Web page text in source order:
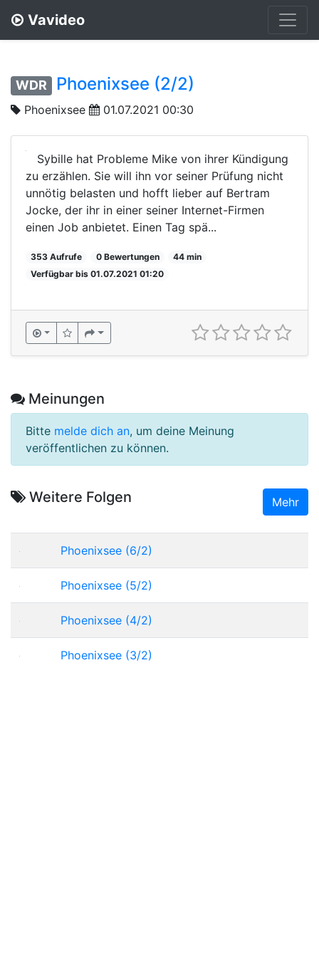
Vavideo
WDR Phoenixsee (2/2)
Phoenixsee 01.07.2021 00:30
Sybille hat Probleme Mike von ihrer Kündigung
zu erzählen. Sie will ihn vor seiner Prüfung nicht
unnötig belasten und hofft lieber auf Bertram
Jocke, der ihr in einer seiner Internet-Firmen
einen Job anbietet. Einen Tag spä...
353 Aufrufe 0 Bewertungen
44 min
Verfügbar bis 01.07.2021 01:20
Meinungen
Bitte melde dich an, um deine Meinung
veröffentlichen zu können.
Weitere Folgen Mehr
Phoenixsee (6/2)
Phoenixsee (5/2)
Phoenixsee (4/2)
Phoenixsee (3/2)